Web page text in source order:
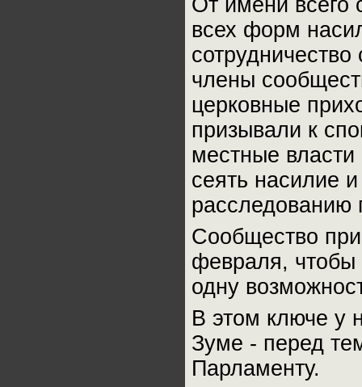
От имени всего
всех форм
члены
церковные
призывали к
местные
сеять насилие
расследованию
Сообщество
февраля, чтобы
одну
В этом ключе у
Зуме - перед
Парламенту.